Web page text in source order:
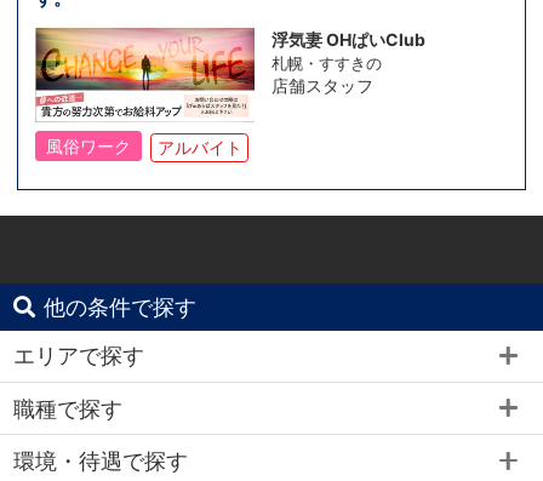
浮気妻 OHぱいClub
札幌・すすきの
店舗スタッフ
風俗ワーク アルバイト
他の条件で探す
エリアで探す
職種で探す
環境・待遇で探す